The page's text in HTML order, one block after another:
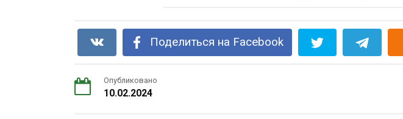
Поделиться на Facebook
Опубликовано
10.02.2024